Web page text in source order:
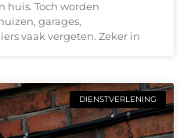
huis. Toch worden
garages,
vaak vergeten. Zeker in
DIENSTVERLENING